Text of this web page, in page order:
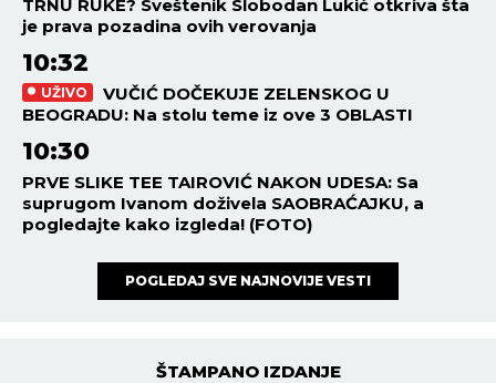
TRNU RUKE? Sveštenik Slobodan Lukić otkriva šta
je prava pozadina ovih verovanja
10:32
UŽIVO
VUČIĆ DOČEKUJE ZELENSKOG U
BEOGRADU: Na stolu teme iz ove 3 OBLASTI
10:30
PRVE SLIKE TEE TAIROVIĆ NAKON UDESA: Sa
suprugom Ivanom doživela SAOBRAĆAJKU, a
pogledajte kako izgleda! (FOTO)
POGLEDAJ SVE NAJNOVIJE VESTI
ŠTAMPANO IZDANJE